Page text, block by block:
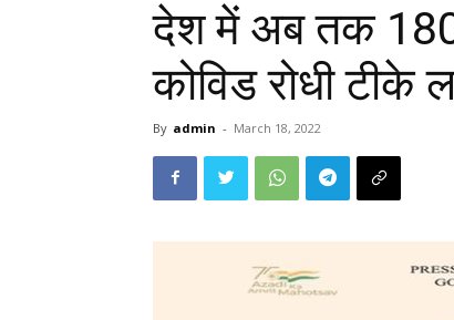
देश में अब तक
कोविड रोधी टीके
By admin - March 18, 2022